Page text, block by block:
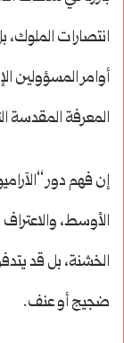
انتصارات
أوامر المسؤولين
المعرفة المقدسة
إن فهم دور
الأوسط، والاعتراف
الخشنة، بل قد
ضجيج أو عنف.